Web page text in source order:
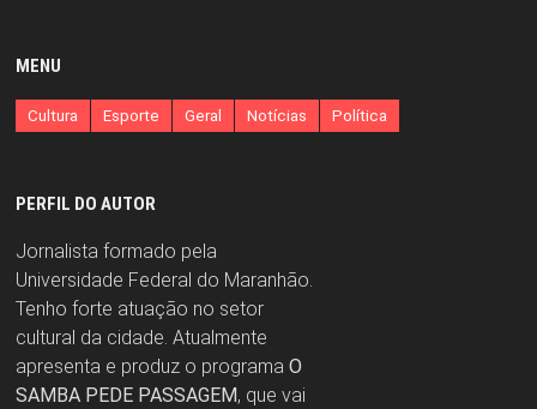
MENU
Cultura Esporte Geral Notícias Política
PERFIL DO AUTOR
Jornalista formado pela
Universidade Federal do Maranhão.
Tenho forte atuação no setor
cultural da cidade. Atualmente
apresenta e produz o programa O
SAMBA PEDE PASSAGEM, que vai